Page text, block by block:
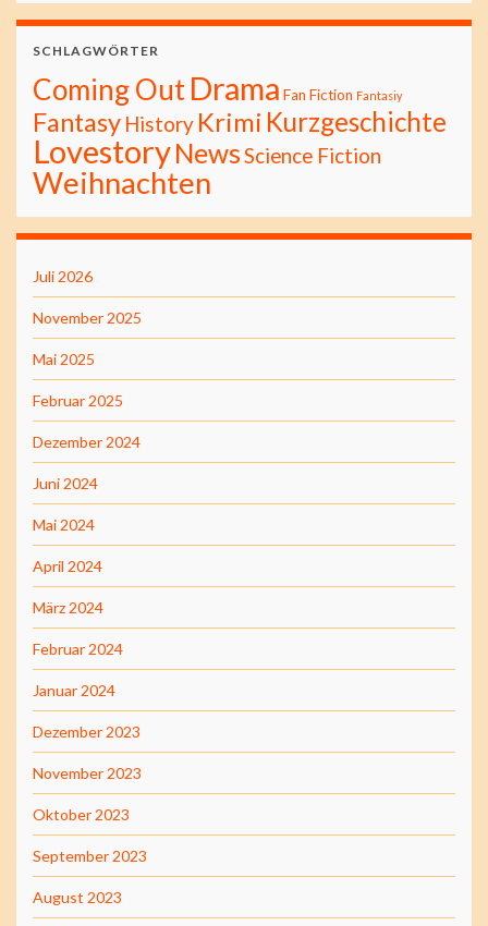
SCHLAGWÖRTER
Coming OutDrama Fan Fiction Fantasiy
Fantasy History Krimi Kurzgeschichte
LovestoryNewsScience Fiction
Weihnachten
Juli 2026
November 2025
Mai 2025
Februar 2025
Dezember 2024
Juni 2024
Mai 2024
April 2024
März 2024
Februar 2024
Januar 2024
Dezember 2023
November 2023
Oktober 2023
September 2023
August 2023